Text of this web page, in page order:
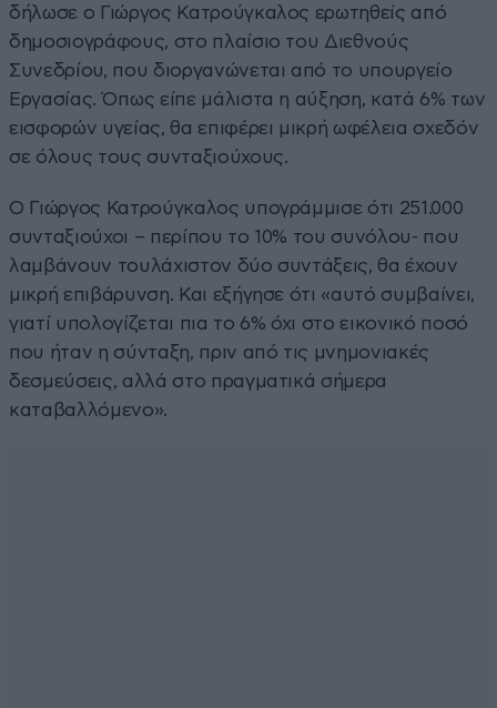
δήλωσε ο Γιώργος Κατρούγκαλος ερωτηθείς από
δημοσιογράφους, στο πλαίσιο του Διεθνούς
Συνεδρίου, που διοργανώνεται από το υπουργείο
Εργασίας. Όπως είπε μάλιστα η αύξηση, κατά 6% των
εισφορών υγείας, θα επιφέρει μικρή ωφέλεια σχεδόν
σε όλους τους συνταξιούχους.
Ο Γιώργος Κατρούγκαλος υπογράμμισε ότι 251.000
συνταξιούχοι – περίπου το 10% του συνόλου- που
λαμβάνουν τουλάχιστον δύο συντάξεις, θα έχουν
μικρή επιβάρυνση. Και εξήγησε ότι «αυτό συμβαίνει,
γιατί υπολογίζεται πια το 6% όχι στο εικονικό ποσό
που ήταν η σύνταξη, πριν από τις μνημονιακές
δεσμεύσεις, αλλά στο πραγματικά σήμερα
καταβαλλόμενο».